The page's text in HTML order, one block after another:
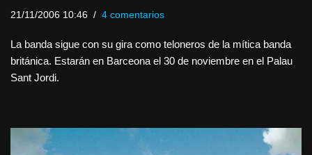
21/11/2006 10:46 4 comentarios
La banda sigue con su gira como teloneros de la mítica banda
británica. Estarán en Barceona el 30 de noviembre en el Palau
Sant Jordi.